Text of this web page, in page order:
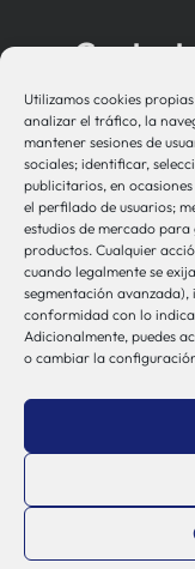
Utilizamos cookies
analizar el tráfico, la
mantener sesiones de
sociales; identificar,
publicitarios, en
el perfilado de usuarios;
estudios de mercado
productos. Cualquier
cuando legalmente se
segmentación
conformidad con lo
Adicionalmente, puedes
o cambiar la
bio-
944 00
Otros
Osakidetza
Política de
Política de